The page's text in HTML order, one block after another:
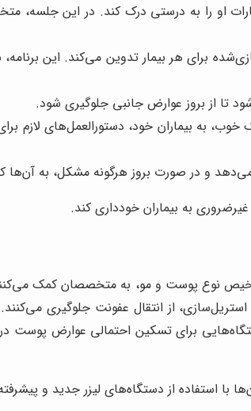
او را به درستی درک کند. در این
برای هر بیمار تدوین می‌کند. این
تا از بروز عوارض جانبی جلوگیری شود.
به بیماران خود، دستورالعمل‌های لازم
می‌دهد و در صورت بروز هرگونه مشکل، به
به بیماران خودداری کند.
نوع پوست و مو، به متخصصان کمک
از انتقال عفونت جلوگیری
برای تسکین احتمالی عوارض پوست در
استفاده از دستگاه‌های لیزر جدید و